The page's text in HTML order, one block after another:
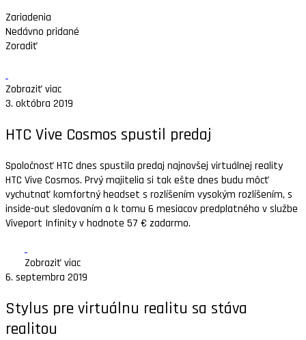
Zariadenia
Nedávno pridané
Zoradiť
Zobraziť viac
3. októbra 2019
HTC Vive Cosmos spustil predaj
Spoločnosť HTC dnes spustila predaj najnovšej virtuálnej reality
HTC Vive Cosmos. Prvý majitelia si tak ešte dnes budu môcť
vychutnať komfortný headset s rozlíšením vysokým rozlíšením, s
inside-out sledovaním a k tomu 6 mesiacov predplatného v službe
Viveport Infinity v hodnote 57 € zadarmo.
Zobraziť viac
6. septembra 2019
Stylus pre virtuálnu realitu sa stáva
realitou